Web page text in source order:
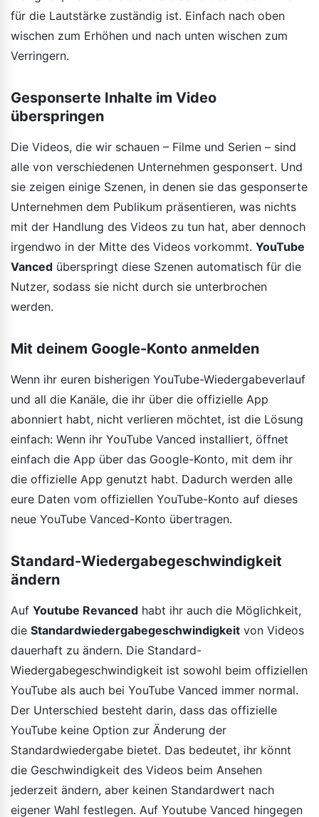
für die Lautstärke zuständig ist. Einfach nach oben
wischen zum Erhöhen und nach unten wischen zum
Verringern.
Gesponserte Inhalte im Video
überspringen
Die Videos, die wir schauen – Filme und Serien – sind
alle von verschiedenen Unternehmen gesponsert. Und
sie zeigen einige Szenen, in denen sie das gesponserte
Unternehmen dem Publikum präsentieren, was nichts
mit der Handlung des Videos zu tun hat, aber dennoch
irgendwo in der Mitte des Videos vorkommt. YouTube
Vanced überspringt diese Szenen automatisch für die
Nutzer, sodass sie nicht durch sie unterbrochen
werden.
Mit deinem Google-Konto anmelden
Wenn ihr euren bisherigen YouTube-Wiedergabeverlauf
und all die Kanäle, die ihr über die offizielle App
abonniert habt, nicht verlieren möchtet, ist die Lösung
einfach: Wenn ihr YouTube Vanced installiert, öffnet
einfach die App über das Google-Konto, mit dem ihr
die offizielle App genutzt habt. Dadurch werden alle
eure Daten vom offiziellen YouTube-Konto auf dieses
neue YouTube Vanced-Konto übertragen.
Standard-Wiedergabegeschwindigkeit
ändern
Auf Youtube Revanced habt ihr auch die Möglichkeit,
die Standardwiedergabegeschwindigkeit von Videos
dauerhaft zu ändern. Die Standard-
Wiedergabegeschwindigkeit ist sowohl beim offiziellen
YouTube als auch bei YouTube Vanced immer normal.
Der Unterschied besteht darin, dass das offizielle
YouTube keine Option zur Änderung der
Standardwiedergabe bietet. Das bedeutet, ihr könnt
die Geschwindigkeit des Videos beim Ansehen
jederzeit ändern, aber keinen Standardwert nach
eigener Wahl festlegen. Auf Youtube Vanced hingegen